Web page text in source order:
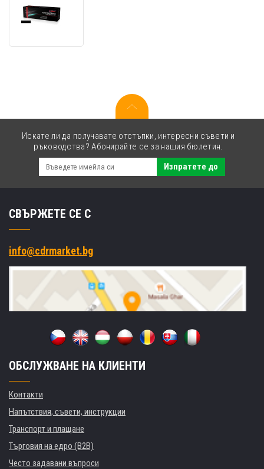
за
Искате ли да получавате отстъпки, интересни съвети и
ръководства? Абонирайте се за нашия бюлетин.
Изпратете до
СВЪРЖЕТЕ СЕ С
info@cdrmarket.bg
ОБСЛУЖВАНЕ НА КЛИЕНТИ
Контакти
Напътствия, съвети, инструкции
Транспорт и плащане
Търговия на едро (B2B)
Често задавани въпроси